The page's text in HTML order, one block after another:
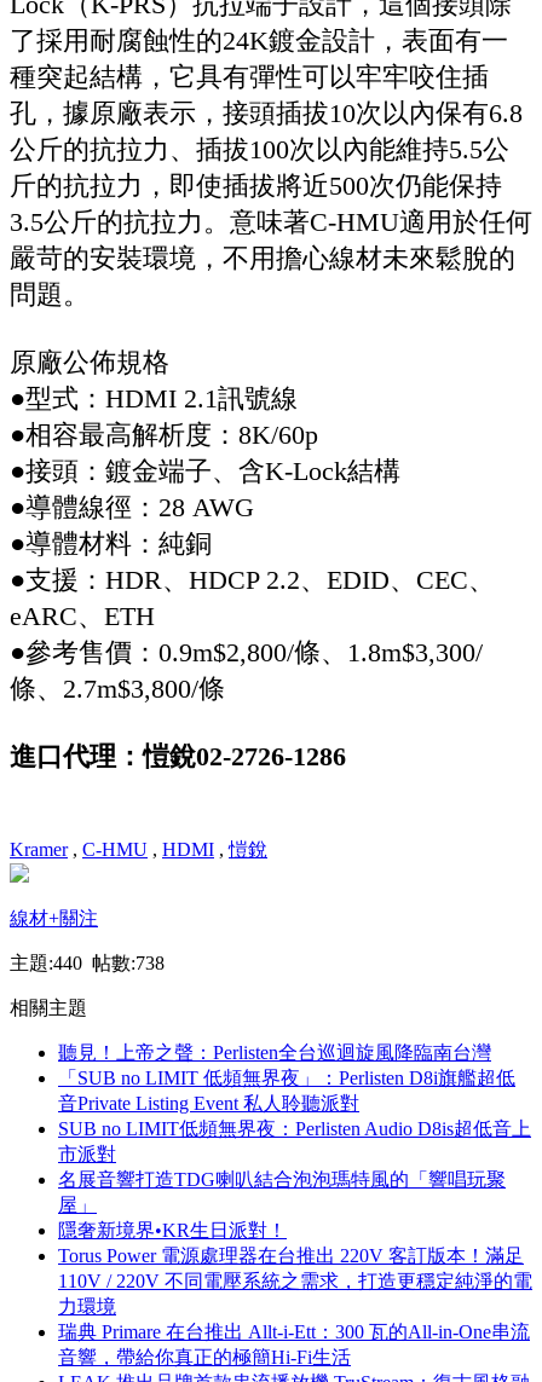
了採用耐腐蝕性的24K鍍金設計，表面有一
種突起結構，它具有彈性可以牢牢咬住插
孔，據原廠表示，接頭插拔10次以內保有6.8
公斤的抗拉力、插拔100次以內能維持5.5公
斤的抗拉力，即使插拔將近500次仍能保持
3.5公斤的抗拉力。意味著C-HMU適用於任何
嚴苛的安裝環境，不用擔心線材未來鬆脫的
問題。
原廠公佈規格
●型式：HDMI 2.1訊號線
●相容最高解析度：8K/60p
●接頭：鍍金端子、含K-Lock結構
●導體線徑：28 AWG
●導體材料：純銅
●支援：HDR、HDCP 2.2、EDID、CEC、
eARC、ETH
●參考售價：0.9m$2,800/條、1.8m$3,300/
條、2.7m$3,800/條
進口代理：愷銳02-2726-1286
Kramer, C-HMU , HDMI ,愷銳
線材+關注
主題:440 帖數:738
相關主題
聽見！上帝之聲：Perlisten全台巡迴旋風降臨南台灣
「SUB no LIMIT 低頻無界夜」：Perlisten D8i旗艦超低
音Private Listing Event 私人聆聽派對
SUB no LIMIT低頻無界夜：Perlisten Audio D8is超低音上
市派對
名展音響打造TDG喇叭結合泡泡瑪特風的「響唱玩聚
屋」
隱奢新境界•KR生日派對！
Torus Power 電源處理器在台推出 220V 客訂版本！滿足
110V / 220V 不同電壓系統之需求，打造更穩定純淨的電
力環境
瑞典 Primare 在台推出 Allt-i-Ett：300 瓦的All-in-One串流
音響，帶給你真正的極簡Hi-Fi生活